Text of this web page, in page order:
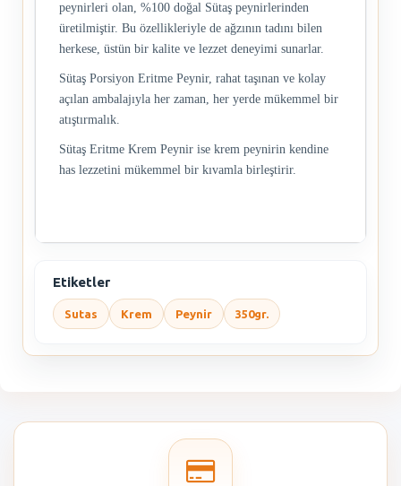
peynirleri olan, %100 doğal Sütaş peynirlerinden
üretilmiştir. Bu özellikleriyle de ağzının tadını bilen
herkese, üstün bir kalite ve lezzet deneyimi sunarlar.
Sütaş Porsiyon Eritme Peynir, rahat taşınan ve kolay
açılan ambalajıyla her zaman, her yerde mükemmel bir
atıştırmalık.
Sütaş Eritme Krem Peynir ise krem peynirin kendine
has lezzetini mükemmel bir kıvamla birleştirir.
Etiketler
Sutas Krem Peynir 350gr.